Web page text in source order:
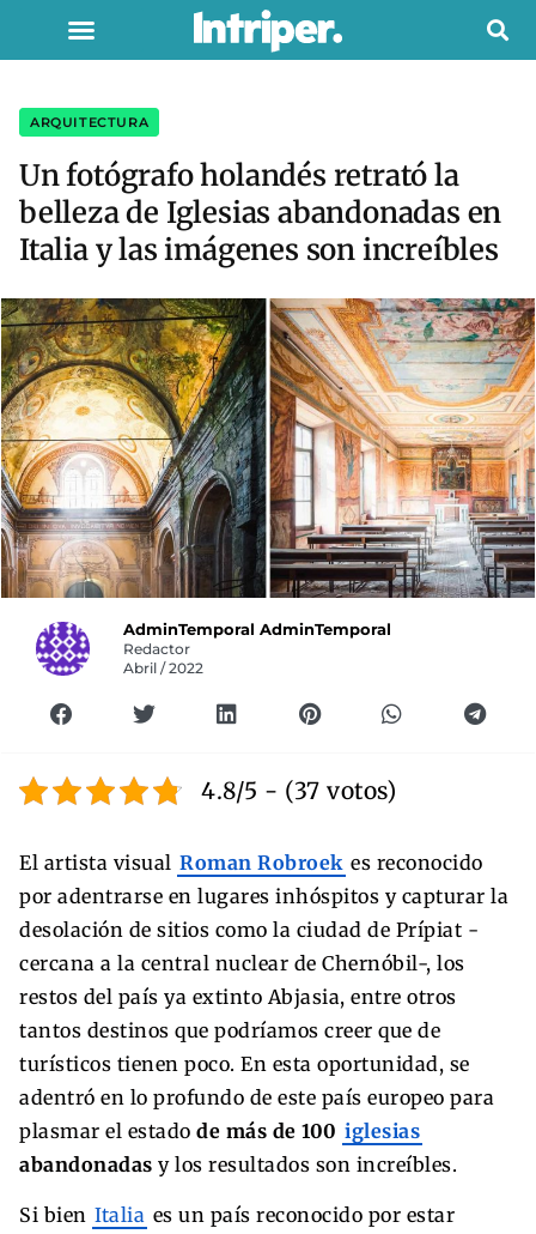
ARQUITECTURA
Un fotógrafo holandés retrató la
belleza de Iglesias abandonadas en
Italia y las imágenes son increíbles
AdminTemporal AdminTemporal
Redactor
Abril / 2022
4.8/5 - (37 votos)
El artista visual Roman Robroek es reconocido
por adentrarse en lugares inhóspitos y capturar la
desolación de sitios como la ciudad de Prípiat -
cercana a la central nuclear de Chernóbil-, los
restos del país ya extinto Abjasia, entre otros
tantos destinos que podríamos creer que de
turísticos tienen poco. En esta oportunidad, se
adentró en lo profundo de este país europeo para
plasmar el estado de más de 100 iglesias
abandonadas y los resultados son increíbles.
Si bien Italia es un país reconocido por estar